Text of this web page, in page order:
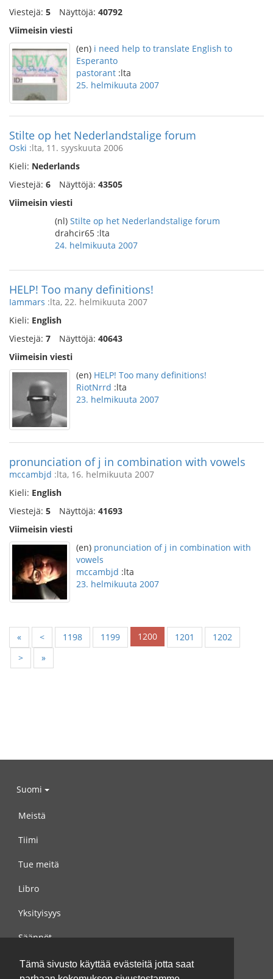
Tämä sivusto käyttää evästeitä jotta saat
Viestejä: 5 Näyttöjä: 40792
Viimeisin viesti
(en) i need help to translate English to
Esperanto
pastorant :lta
25. helmikuuta 2007
Stilte op het Nederlandstalige forum
Oski :lta, 11. syyskuuta 2006
Kieli: Nederlands
Viestejä: 6 Näyttöjä: 43505
Viimeisin viesti
(nl) Stilte op het Nederlandstalige forum
drahcir65 :lta
24. helmikuuta 2007
HELP! Too many definitions!
Iammars :lta, 22. helmikuuta 2007
Kieli: English
Viestejä: 7 Näyttöjä: 40643
Viimeisin viesti
(en) HELP! Too many definitions!
RiotNrrd :lta
23. helmikuuta 2007
pronunciation of j in combination with vowels
mccambjd :lta, 16. helmikuuta 2007
Kieli: English
Viestejä: 5 Näyttöjä: 41693
Viimeisin viesti
(en) pronunciation of j in combination with
vowels
mccambjd :lta
23. helmikuuta 2007
« < 1198 1199 1200 1201
1202
>
»
Suomi
Meistä
Tiimi
Tue meitä
Libro
Yksityisyys
Säännöt
Ota yhteyttä meihin